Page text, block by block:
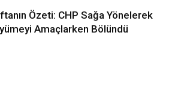
Özeti: CHP Sağa Yönelerek
Amaçlarken Bölündü